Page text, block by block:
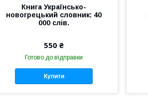
Книга Українсько-
новогрецький словник: 40
000 слів.
550 ₴
Готово до відправки
Купити